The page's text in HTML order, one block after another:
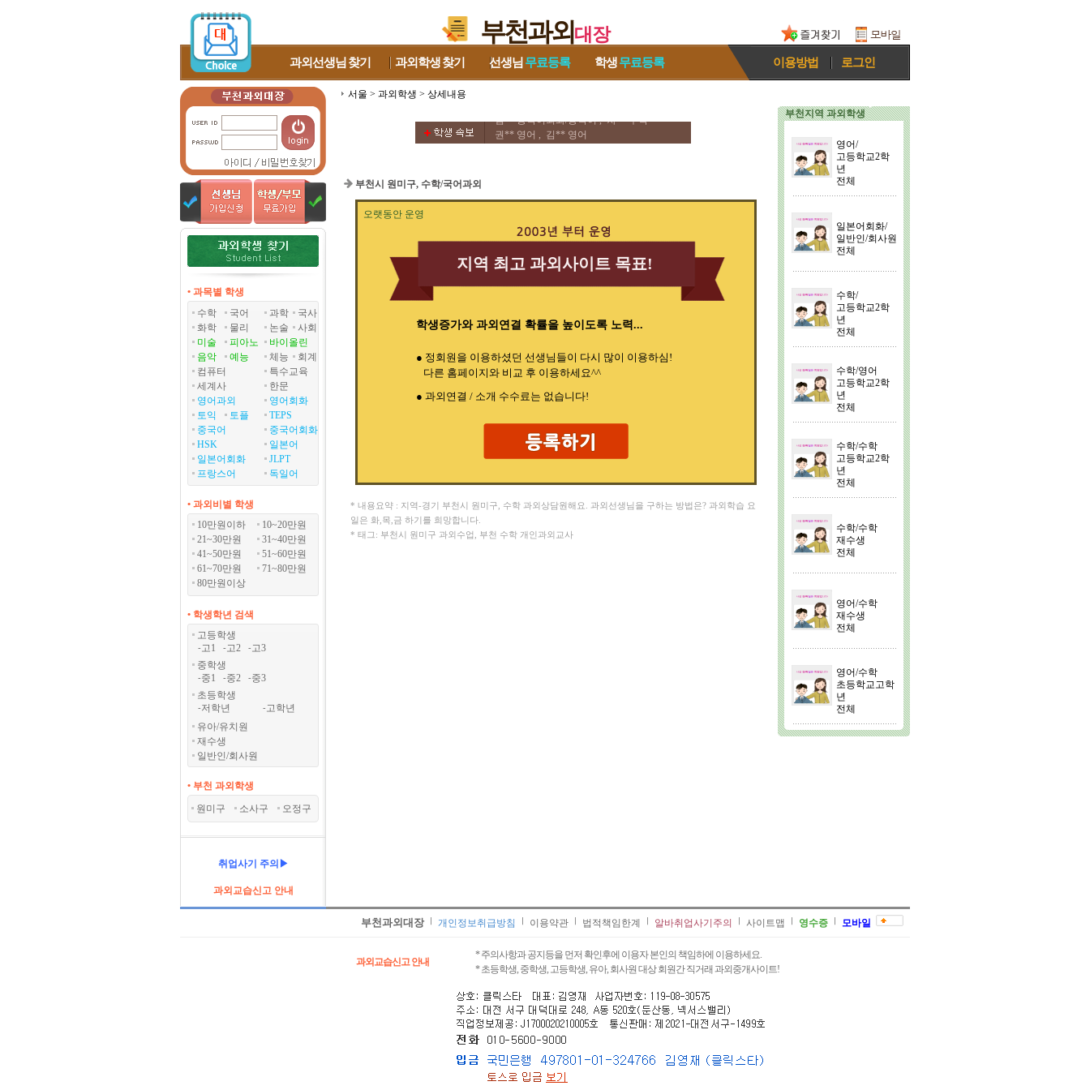
부천과외대장
과외선생님 찾기 과외학생찾기 선생님 무료등록 학생무료등록 이용방법 로그인
• 과목별 학생
수학
국어 과학
국사
화학
물리 논술
사회
미술
피아노
바이올린
음악
예능 체능
회계
컴퓨터
특수교육
세계사
한문
영어과외
영어회화
토익
토플
TEPS
중국어
중국어회화
HSK
일본어
일본어회화
JLPT
프랑스어
독일어
• 과외비별 학생
10만원이하
10~20만원
21~30만원
31~40만원
41~50만원
51~60만원
61~70만원
71~80만원
80만원이상
• 학생학년 검색
고등학생
-고1 -고2 -고3
중학생
-중1 -중2 -중3
초등학생
-저학년 -고학년
유아/유치원
재수생
일반인/회사원
• 부천 과외학생
원미구
소사구 오정구
취업사기 주의▶
과외교습신고 안내
서울 > 과외학생 > 상세내용
권** 영어 , 김** 영어
류** 영어/토익 , 우** 수학/과학
김** 중국어회화/중국어 , 차** 수학
류** 영어/토익 , 우** 수학/과학
김** 수학/과학 ,
부천시 원미구, 수학/국어과외
오랫동안 운영
지역 최고 과외사이트 목표!
학생증가와 과외연결 확률을 높이도록 노력...
● 정회원을 이용하셨던 선생님들이 다시 많이 이용하심!
다른 홈페이지와 비교 후 이용하세요^^
● 과외연결 / 소개 수수료는 없습니다!
* 내용요약 : 지역-경기 부천시 원미구, 수학 과외상담원해요. 과외선생님을 구하는 방법은? 과외학습 요
일은 화,목,금 하기를 희망합니다.
* 태그: 부천시 원미구 과외수업, 부천 수학 개인과외교사
부천지역 과외학생
영어/
고등학교2학
년
전체
일본어회화/
일반인/회사원
전체
수학/
고등학교2학
년
전체
수학/영어
고등학교2학
년
전체
수학/수학
고등학교2학
년
전체
수학/수학
재수생
전체
영어/수학
재수생
전체
영어/수학
초등학교고학
년
전체
부천과외대장 개인정보취급방침 이용약관 법적책임한계 알바취업사기주의 사이트맵 영수증 모바일
과외교습신고 안내
* 주의사항과 공지등을 먼저 확인후에 이용자 본인의 책임하에 이용하세요.
* 초등학생, 중학생, 고등학생, 유아, 회사원 대상 회원간 직거래 과외중개사이트!